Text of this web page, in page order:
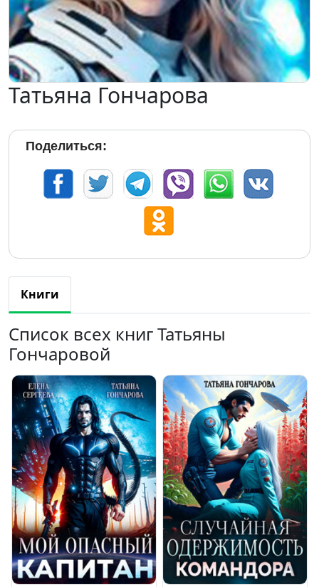
Татьяна Гончарова
Поделиться:
Книги
Список всех книг Татьяны
Гончаровой